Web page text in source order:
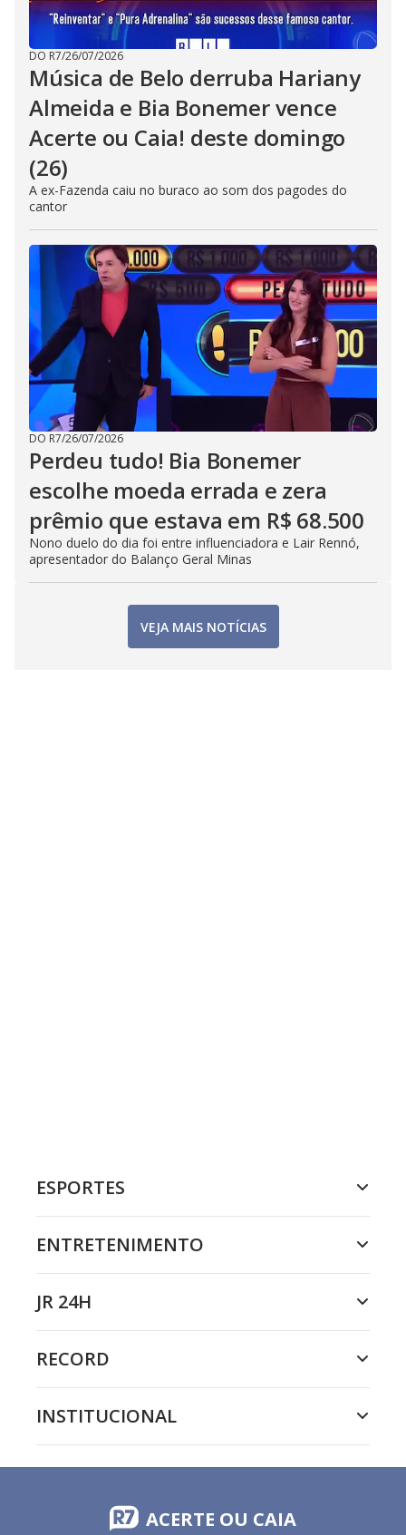
DO R7/26/07/2026
Música de Belo derruba Hariany
Almeida e Bia Bonemer vence
Acerte ou Caia! deste domingo
(26)
A ex-Fazenda caiu no buraco ao som dos pagodes do
cantor
DO R7/26/07/2026
Perdeu tudo! Bia Bonemer
escolhe moeda errada e zera
prêmio que estava em R$ 68.500
Nono duelo do dia foi entre influenciadora e Lair Rennó,
apresentador do Balanço Geral Minas
VEJA MAIS NOTÍCIAS
ESPORTES
ENTRETENIMENTO
JR 24H
RECORD
INSTITUCIONAL
ACERTE OU CAIA